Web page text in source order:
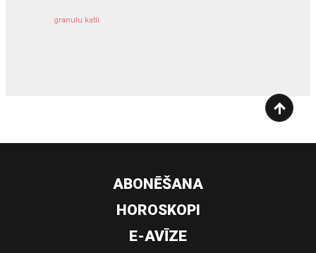
granulu katli
ABONĒŠANA
HOROSKOPI
E-AVĪZE